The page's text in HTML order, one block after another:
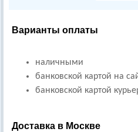
Варианты оплаты
наличными
банковской картой на
банковской картой
Доставка в Москве